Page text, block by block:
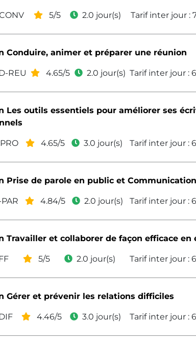
5/5 2.0 jour(s) Tarif inter jour :
Conduire, animer et préparer une réunion
REU 4.65/5 2.0 jour(s) Tarif inter jour :
Les outils essentiels pour améliorer ses
4.65/5 3.0 jour(s) Tarif inter jour :
Prise de parole en public et Communication
4.84/5 2.0 jour(s) Tarif inter jour :
Travailler et collaborer de façon efficace en
5/5 2.0 jour(s) Tarif inter jour :
Gérer et prévenir les relations difficiles
4.46/5 3.0 jour(s) Tarif inter jour :